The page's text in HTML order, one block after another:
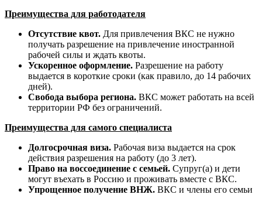
Преимущества для работодателя
Отсутствие квот. Для привлечения ВКС не нужно
получать разрешение на привлечение иностранной
рабочей силы и ждать квоты.
Ускоренное оформление. Разрешение на работу
выдается в короткие сроки (как правило, до 14 рабочих
дней).
Свобода выбора региона. ВКС может работать на всей
территории РФ без ограничений.
Преимущества для самого специалиста
Долгосрочная виза. Рабочая виза выдается на срок
действия разрешения на работу (до 3 лет).
Право на воссоединение с семьей. Супруг(а) и дети
могут въехать в Россию и проживать вместе с ВКС.
Упрощенное получение ВНЖ. ВКС и члены его семьи